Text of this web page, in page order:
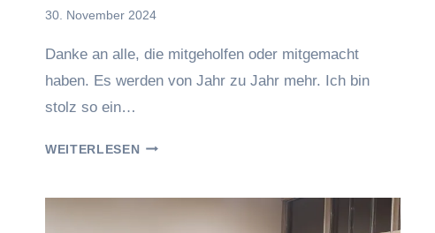
Von
30. November 2024
Danke an alle, die mitgeholfen oder mitgemacht
haben. Es werden von Jahr zu Jahr mehr. Ich bin
stolz so ein…
WEITERLESENWEIHNACHTSFEIER